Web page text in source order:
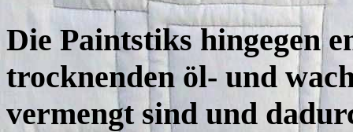
Die Paintstiks hingegen
trocknenden öl- und
vermengt sind und